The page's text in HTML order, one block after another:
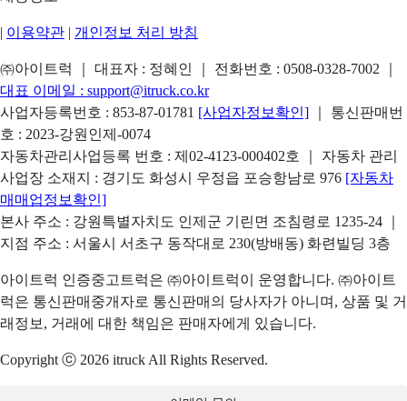
| 이용약관 | 개인정보 처리 방침
㈜아이트럭 ｜ 대표자 : 정혜인 ｜ 전화번호 : 0508-0328-7002
대표 이메일 : support@itruck.co.kr
사업자등록번호 : 853-87-01781 [사업자정보확인]
｜ 통신판매번
호 : 2023-강원인제-0074
자동차관리사업등록 번호 : 제02-4123-000402호 ｜ 자동차 관리
사업장 소재지 : 경기도 화성시 우정읍 포승항남로 976 [자동차
매매업정보확인]
본사 주소 : 강원특별자치도 인제군 기린면 조침령로 1235-24 ｜
지점 주소 : 서울시 서초구 동작대로 230(방배동) 화련빌딩 3층
아이트럭 인증중고트럭은 ㈜아이트럭이 운영합니다. ㈜아이트
럭은 통신판매중개자로 통신판매의 당사자가 아니며, 상품 및 거
래정보, 거래에 대한 책임은 판매자에게 있습니다.
Copyright ⓒ 2026 itruck All Rights Reserved.